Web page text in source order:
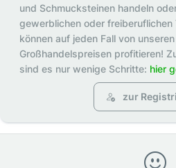
und Schmucksteinen handeln
gewerblichen oder
können auf jeden Fall von
Großhandelspreisen profitieren!
sind es nur wenige Schritte: hier
zur